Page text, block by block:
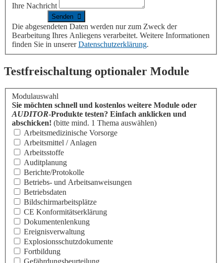
Ihre Nachricht
Die abgesendeten Daten werden nur zum Zweck der
Bearbeitung Ihres Anliegens verarbeitet. Weitere Informationen
finden Sie in unsererDatenschutzerklärung.
Testfreischaltung optionaler Module
Modulauswahl
Sie möchten schnell und kostenlos weitere Module oder
AUDITOR-Produkte testen? Einfach anklicken und
abschicken! (bitte mind. 1 Thema auswählen)
Arbeitsmedizinische Vorsorge
Arbeitsmittel / Anlagen
Arbeitsstoffe
Auditplanung
Berichte/Protokolle
Betriebs- und Arbeitsanweisungen
Betriebsdaten
Bildschirmarbeitsplätze
CE Konformitäts­erklärung
Dokumentenlenkung
Ereignisverwaltung
Explosionsschutzdokumente
Fortbildung
Gefährdungsbeurteilung